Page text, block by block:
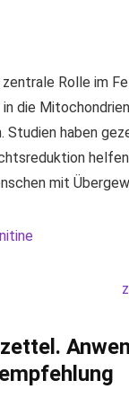
zentrale Rolle im
die
Studien haben
mit